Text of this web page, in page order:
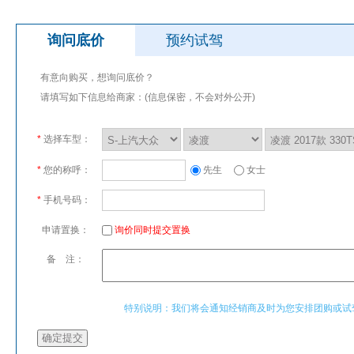
询问底价 预约试驾
有意向购买，想询问底价？
请填写如下信息给商家：(信息保密，不会对外公开)
* 选择车型：
* 您的称呼： 先生 女士
* 手机号码：
申请置换： 询价同时提交置换
备 注：
特别说明：我们将会通知经销商及时为您安排团购或试